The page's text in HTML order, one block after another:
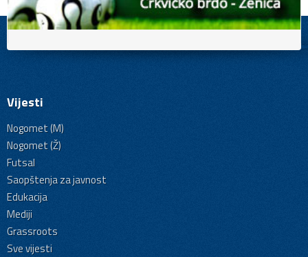
Vijesti
Nogomet (M)
Nogomet (Ž)
Futsal
Saopštenja za javnost
Edukacija
Mediji
Grassroots
Sve vijesti